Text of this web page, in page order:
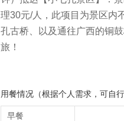
理30元/人，此项目为景区内
孔古桥、以及通往广西的铜
旅！
用餐情况（根据个人需求，可自
早餐